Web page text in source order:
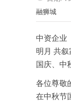
融狮城
中资企业
明月 共叙
国庆、中
各位尊敬
在中秋节